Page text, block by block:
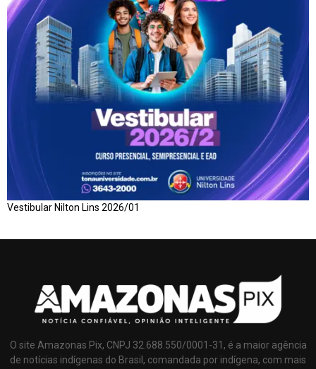
Vestibular Nilton Lins 2026/01
O site Amazonas Pix, CNPJ 32.688.550/0001-31, é a maior agência
de notícias indígenas do Brasil, comandada por indígena, com mais